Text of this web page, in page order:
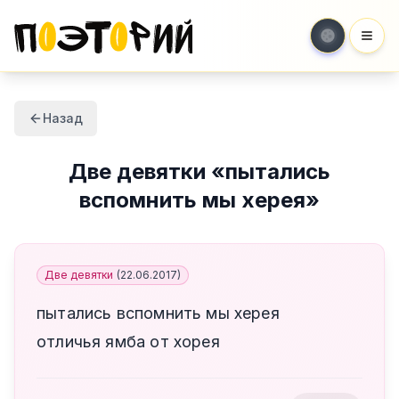
Назад
Две девятки «пытались
вспомнить мы херея»
Две девятки (22.06.2017)
пытались вспомнить мы херея
отличья ямба от хорея